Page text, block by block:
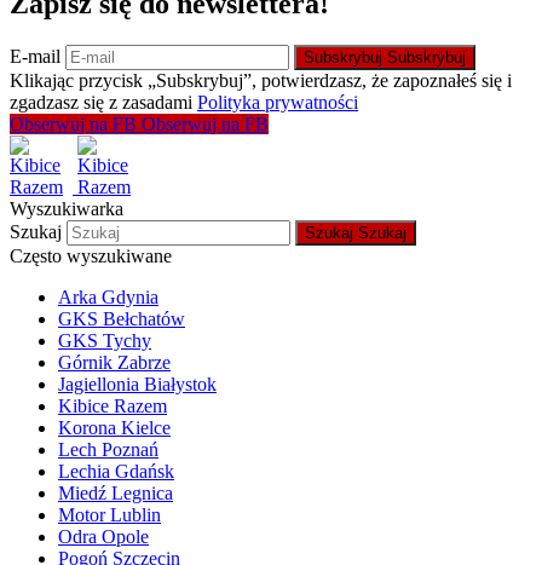
E-mail Subskrybuj Subskrybuj
Klikając przycisk „Subskrybuj”, potwierdzasz, że zapoznałeś się i
zgadzasz się z zasadami Polityka prywatności
Obserwuj na FB Obserwuj na FB
Wyszukiwarka
Szukaj
Szukaj Szukaj
Często wyszukiwane
Arka Gdynia
GKS Bełchatów
GKS Tychy
Górnik Zabrze
Jagiellonia Białystok
Kibice Razem
Korona Kielce
Lech Poznań
Lechia Gdańsk
Miedź Legnica
Motor Lublin
Odra Opole
Pogoń Szczecin